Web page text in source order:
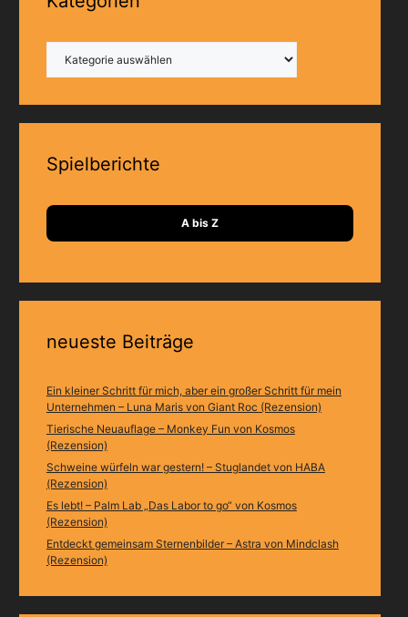
Spielberichte
A bis Z
neueste Beiträge
Ein kleiner Schritt für mich, aber ein großer Schritt für mein
Unternehmen – Luna Maris von Giant Roc (Rezension)
Tierische Neuauflage – Monkey Fun von Kosmos
(Rezension)
Schweine würfeln war gestern! – Stuglandet von HABA
(Rezension)
Es lebt! – Palm Lab „Das Labor to go“ von Kosmos
(Rezension)
Entdeckt gemeinsam Sternenbilder – Astra von Mindclash
(Rezension)